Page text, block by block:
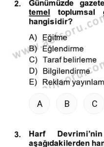
A B C